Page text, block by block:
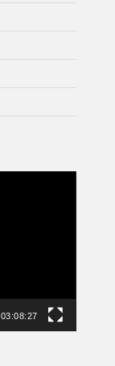
03:08:27